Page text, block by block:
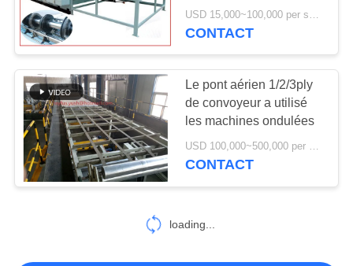
machine de
lamineur de
cannelure
12
machine de
8
en couleurs 4 facile
fonctionnent
USD 15,000~100,000 per set MOQ:1 ensemble
CONTACT
Le pont aérien 1/2/3ply
de convoyeur a utilisé
les machines ondulées
USD 100,000~500,000 per set MOQ:1 ensemble
CONTACT
loading...